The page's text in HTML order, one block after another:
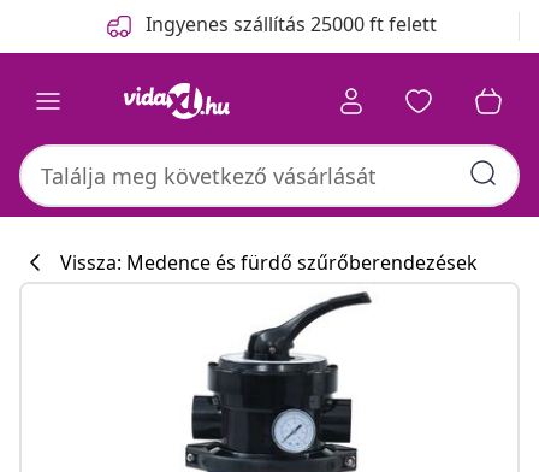
Ingyenes szállítás 25000 ft felett
Vissza: Medence és fürdő szűrőberendezések